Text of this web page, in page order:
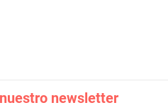
newsletter